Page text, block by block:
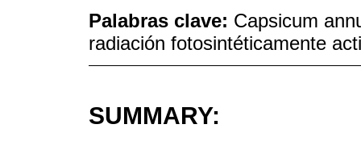
Palabras clave: Capsicum
radiación fotosintéticamente
SUMMARY: